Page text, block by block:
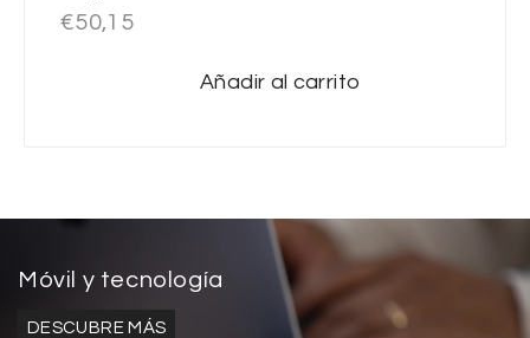
€50,15
Añadir al carrito
Móvil y tecnología
DESCUBRE MÁS